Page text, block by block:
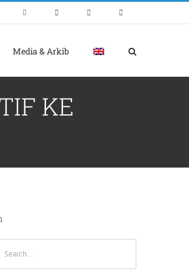
Media & Arkib
KE